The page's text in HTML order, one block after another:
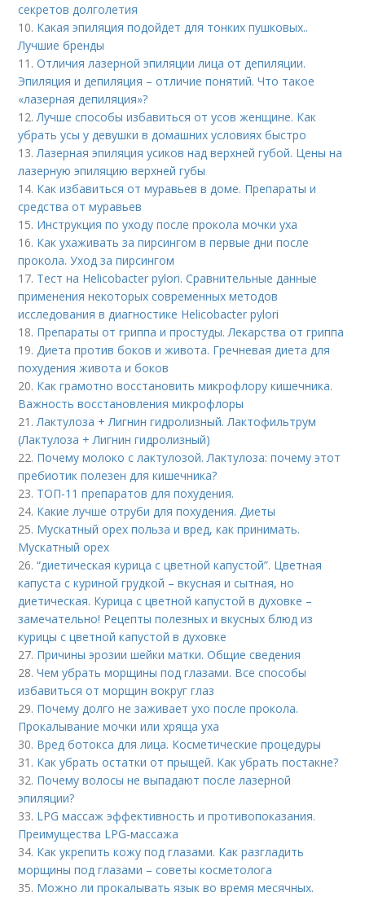
секретов долголетия
10. Какая эпиляция подойдет для тонких пушковых..
Лучшие бренды
11.Отличия лазерной эпиляции лица от депиляции.
Эпиляция и депиляция – отличие понятий. Что такое
«лазерная депиляция»?
12.Лучше способы избавиться от усов женщине. Как
убрать усы у девушки в домашних условиях быстро
13.Лазерная эпиляция усиков над верхней губой. Цены на
лазерную эпиляцию верхней губы
14. Как избавиться от муравьев в доме. Препараты и
средства от муравьев
15. Инструкция по уходу после прокола мочки уха
16. Как ухаживать за пирсингом в первые дни после
прокола. Уход за пирсингом
17. Тест на Helicobacter pylori. Сравнительные данные
применения некоторых современных методов
исследования в диагностике Helicobacter pylori
18. Препараты от гриппа и простуды. Лекарства от гриппа
19.Диета против боков и живота. Гречневая диета для
похудения живота и боков
20. Как грамотно восстановить микрофлору кишечника.
Важность восстановления микрофлоры
21.Лактулоза + Лигнин гидролизный. Лактофильтрум
(Лактулоза + Лигнин гидролизный)
22. Почему молоко с лактулозой. Лактулоза: почему этот
пребиотик полезен для кишечника?
23. ТОП-11 препаратов для похудения.
24. Какие лучше отруби для похудения. Диеты
25. Мускатный орех польза и вред, как принимать.
Мускатный орех
26.“диетическая курица с цветной капустой”. Цветная
капуста с куриной грудкой – вкусная и сытная, но
диетическая. Курица с цветной капустой в духовке –
замечательно! Рецепты полезных и вкусных блюд из
курицы с цветной капустой в духовке
27. Причины эрозии шейки матки. Общие сведения
28.Чем убрать морщины под глазами. Все способы
избавиться от морщин вокруг глаз
29. Почему долго не заживает ухо после прокола.
Прокалывание мочки или хряща уха
30. Вред ботокса для лица. Косметические процедуры
31. Как убрать остатки от прыщей. Как убрать постакне?
32. Почему волосы не выпадают после лазерной
эпиляции?
33. LPG массаж эффективность и противопоказания.
Преимущества LPG-массажа
34. Как укрепить кожу под глазами. Как разгладить
морщины под глазами – советы косметолога
35. Можно ли прокалывать язык во время месячных.